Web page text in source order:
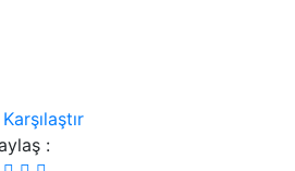
Karşılaştır
: